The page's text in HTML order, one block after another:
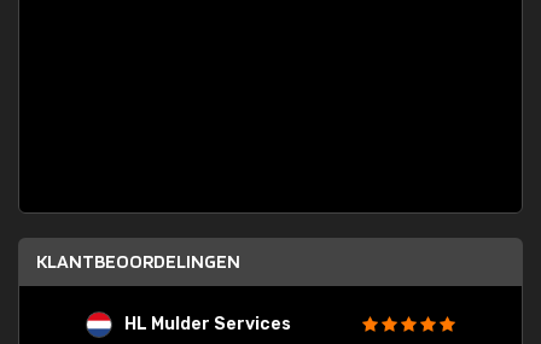
KLANTBEOORDELINGEN
HL Mulder Services